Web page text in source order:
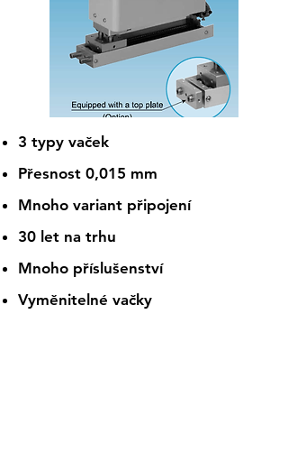
3 typy vaček
Přesnost 0,015 mm
Mnoho variant připojení
30 let na trhu
Mnoho příslušenství
Vyměnitelné vačky